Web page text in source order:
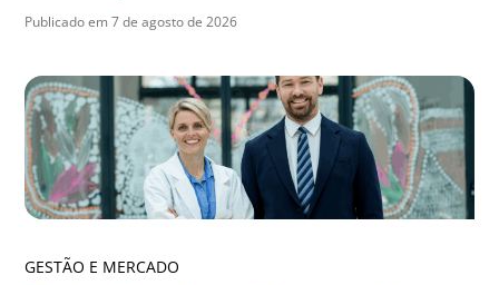
Publicado em 7 de agosto de 2026
GESTÃO E MERCADO